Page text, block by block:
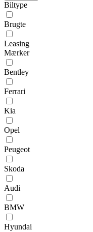
Biltype
Brugte
Leasing
Mærker
Bentley
Ferrari
Kia
Opel
Peugeot
Skoda
Audi
BMW
Hyundai